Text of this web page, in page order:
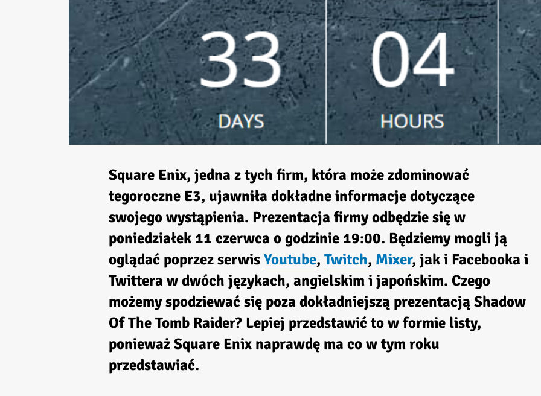
Square Enix, jedna z tych firm, która może zdominować
tegoroczne E3, ujawniła dokładne informacje dotyczące
swojego wystąpienia. Prezentacja firmy odbędzie się w
poniedziałek 11 czerwca o godzinie 19:00. Będziemy mogli ją
oglądać poprzez serwisYoutube, Twitch, Mixer, jak i Facebooka i
Twittera w dwóch językach, angielskim i japońskim. Czego
możemy spodziewać się poza dokładniejszą prezentacją Shadow
Of The Tomb Raider? Lepiej przedstawić to w formie listy,
ponieważ Square Enix naprawdę ma co w tym roku
przedstawiać.